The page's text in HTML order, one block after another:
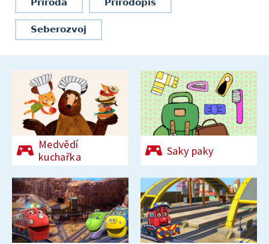
Příroda Přírodopis
Seberozvoj
Medvědí
kuchařka
Saky paky